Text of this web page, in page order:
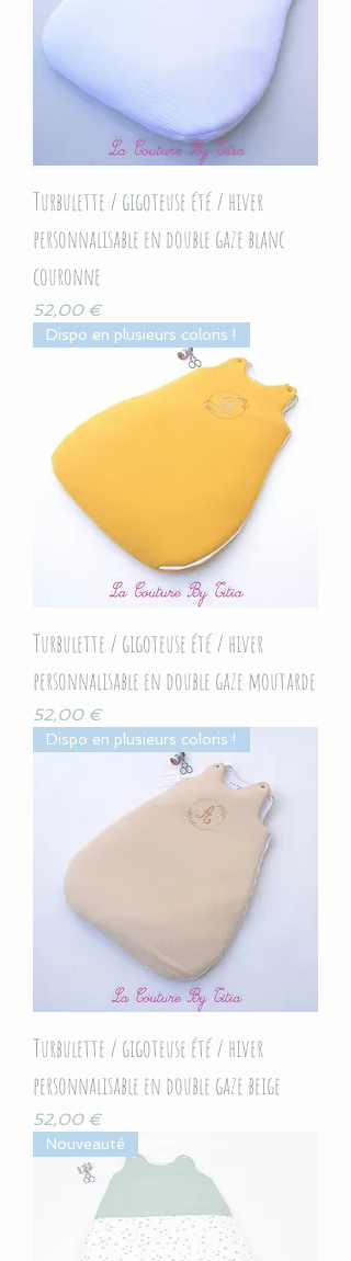
Turbulette / gigoteuse été / hiver
personnalisable en double gaze blanc
couronne
Prix
52,00 €
Dispo en plusieurs coloris !
Turbulette / gigoteuse été / hiver
personnalisable en double gaze moutarde
Prix
52,00 €
Dispo en plusieurs coloris !
Turbulette / gigoteuse été / hiver
personnalisable en double gaze beige
Prix
52,00 €
Nouveauté